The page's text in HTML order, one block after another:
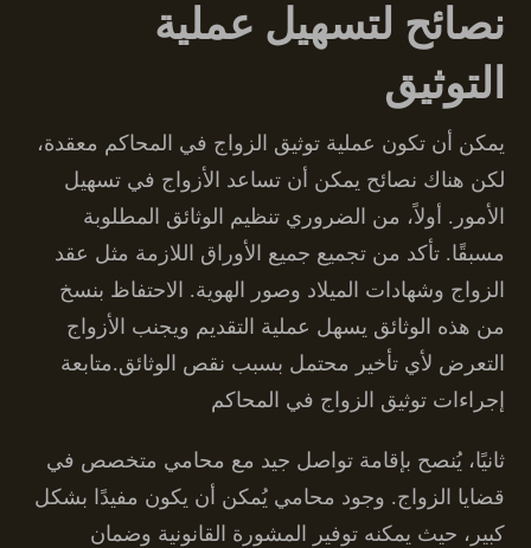
نصائح لتسهيل عملية
التوثيق
يمكن أن تكون عملية توثيق الزواج في المحاكم معقدة،
لكن هناك نصائح يمكن أن تساعد الأزواج في تسهيل
الأمور. أولاً، من الضروري تنظيم الوثائق المطلوبة
مسبقًا. تأكد من تجميع جميع الأوراق اللازمة مثل عقد
الزواج وشهادات الميلاد وصور الهوية. الاحتفاظ بنسخ
من هذه الوثائق يسهل عملية التقديم ويجنب الأزواج
التعرض لأي تأخير محتمل بسبب نقص الوثائق.متابعة
إجراءات توثيق الزواج في المحاكم
ثانيًا، يُنصح بإقامة تواصل جيد مع محامي متخصص في
قضايا الزواج. وجود محامي يُمكن أن يكون مفيدًا بشكل
كبير، حيث يمكنه توفير المشورة القانونية وضمان